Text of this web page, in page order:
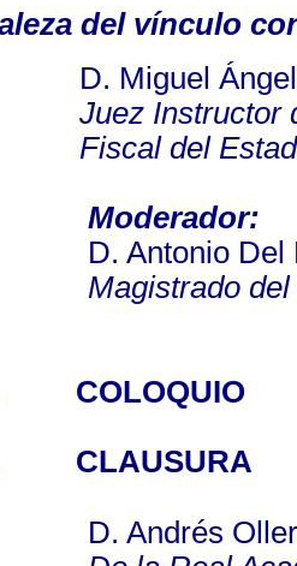
del vínculo
Ángel
del
del Estado
Moderador:
D. Antonio
Magistrado
COLOQUIO
CLAUSURA
D. Andrés